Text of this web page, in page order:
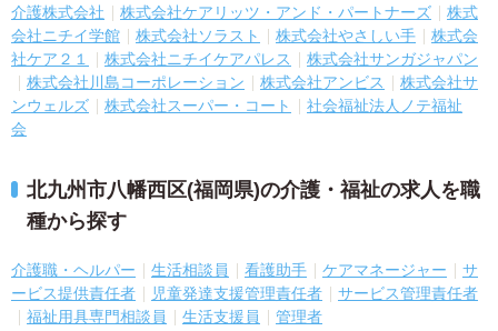
介護株式会社
株式会社ケアリッツ・アンド・パートナーズ
株式
会社ニチイ学館
株式会社ソラスト 株式会社やさしい手
株式会
社ケア２１
株式会社ニチイケアパレス
株式会社サンガジャパン
株式会社川島コーポレーション
株式会社アンビス
株式会社サ
ンウェルズ
株式会社スーパー・コート
社会福祉法人ノテ福祉
会
北九州市八幡西区(福岡県)の介護・福祉の求人を職
種から探す
介護職・ヘルパー 生活相談員 看護助手 ケアマネージャー
サ
ービス提供責任者
児童発達支援管理責任者
サービス管理責任者
福祉用具専門相談員
生活支援員 管理者